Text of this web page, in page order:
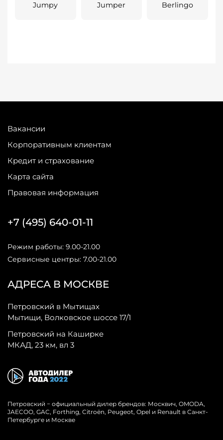
Jumpy Jumper Berlingo
Вакансии
Корпоративным клиентам
Кредит и страхование
Карта сайта
Правовая информация
АДРЕСА В МОСКВЕ
Петровский в Мытищах
Мытищи, Волковское шоссе 17/1
Петровский на Каширке
МКАД, 23 км, вл 3
+7 (495) 640-01-11
Режим работы: 9.00-21.00
Сервисные центры: 7.00-21.00
Петровский − официальный дилер брендов: Москвич, OMODA,
JAECOO, GAC, Forthing, Citroёn, Peugeot, Opel и Renault в Санкт-
Петербурге и Москве